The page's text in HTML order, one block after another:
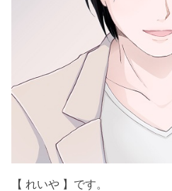
【 れいや 】です。